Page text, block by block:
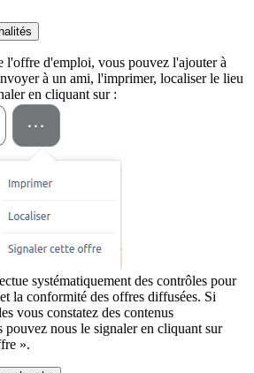
l'offre d'emploi, vous pouvez l'ajouter à
à un ami, l'imprimer, localiser le lieu
en cliquant sur :
systématiquement des contrôles pour
la conformité des offres diffusées. Si
vous constatez des contenus
pouvez nous le signaler en cliquant sur
».